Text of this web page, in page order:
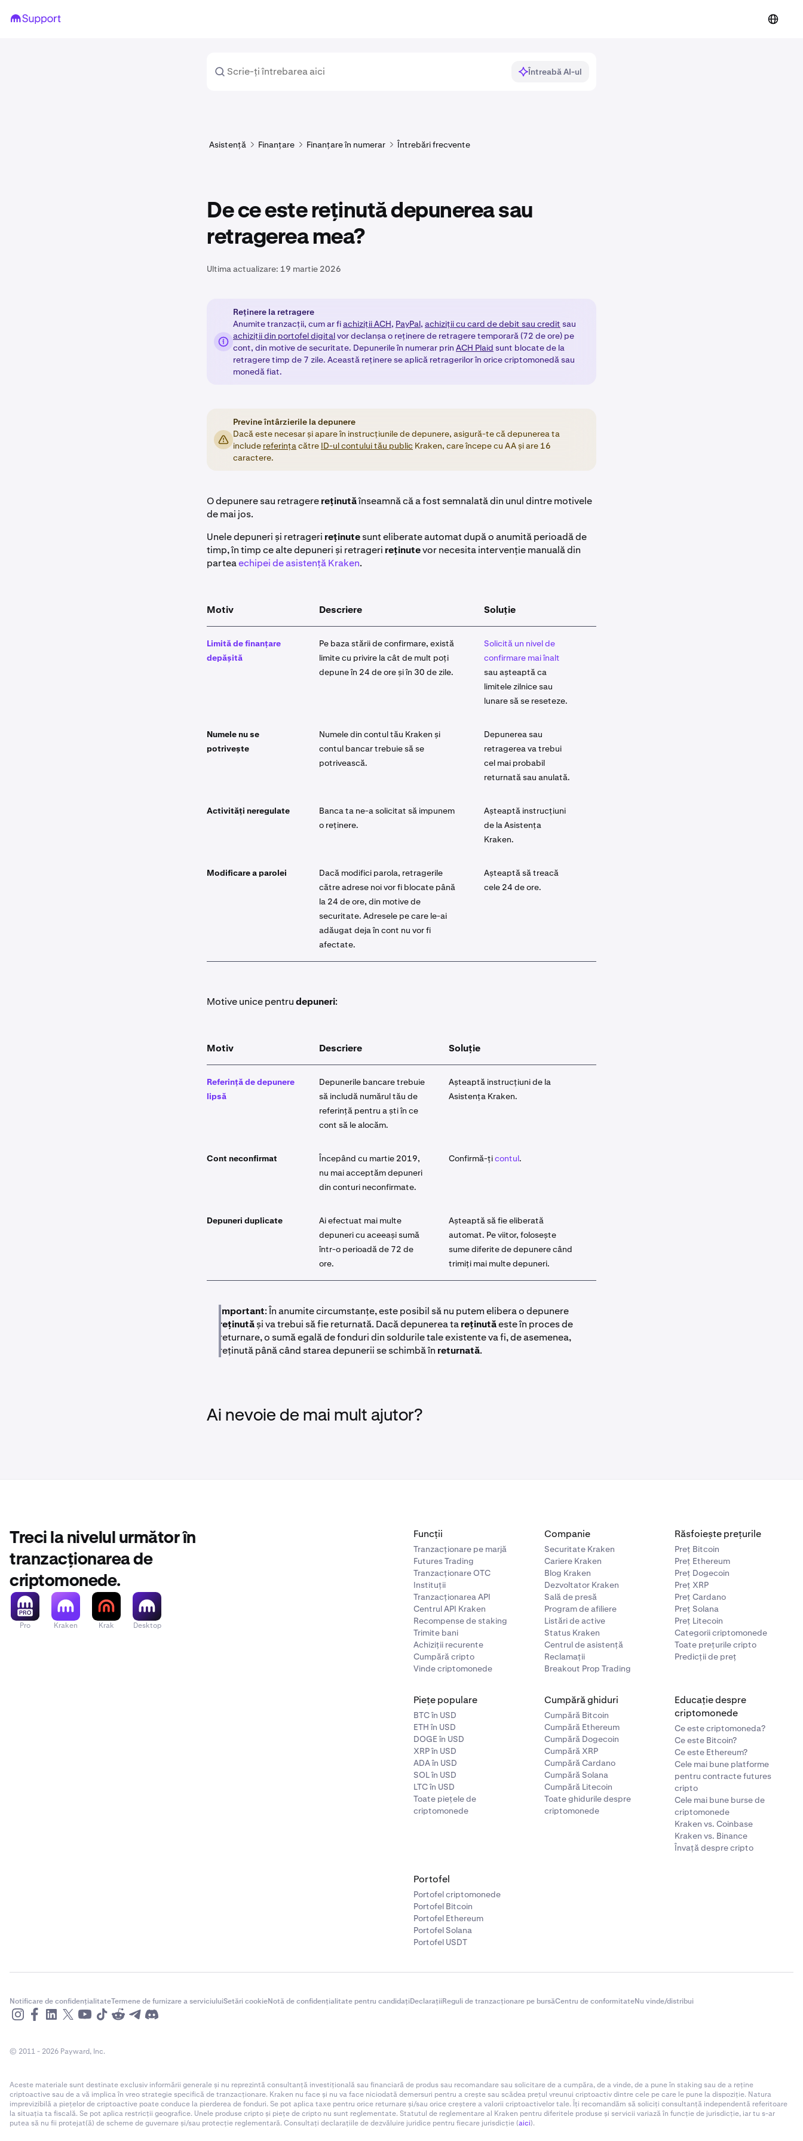
Întreabă AI-ul
Asistență Finanțare Finanțare în numerar Întrebări frecvente
De ce este reținută depunerea sau
retragerea mea?
Ultima actualizare: 19 martie 2026
Reținere la retragere
Anumite tranzacții, cum ar fiachiziții ACH, PayPal, achiziții cu card de debit sau credit sau
achiziții din portofel digitalvor declanșa o reținere de retragere temporară (72 de ore) pe
cont, din motive de securitate. Depunerile în numerar prin ACH Plaid sunt blocate de la
retragere timp de 7 zile. Această reținere se aplică retragerilor în orice criptomonedă sau
monedă fiat.
Previne întârzierile la depunere
Dacă este necesar și apare în instrucțiunile de depunere, asigură-te că depunerea ta
include referințacătre ID-ul contului tău public Kraken, care începe cu AA și are 16
caractere.
O depunere sau retragerereținutăînseamnă că a fost semnalată din unul dintre motivele
de mai jos.
Unele depuneri și retrageri reținutesunt eliberate automat după o anumită perioadă de
timp, în timp ce alte depuneri și retrageri reținutevor necesita intervenție manuală din
parteaechipei de asistență Kraken.
Motiv Descriere Soluție
Limită de finanțare
depășită
Pe baza stării de confirmare, există
limite cu privire la cât de mult poți
depune în 24 de ore și în 30 de zile.
Solicită un nivel de
confirmare mai înalt
sau așteaptă ca
limitele zilnice sau
lunare să se reseteze.
Numele nu se
potrivește
Numele din contul tău Kraken și
contul bancar trebuie să se
potrivească.
Depunerea sau
retragerea va trebui
cel mai probabil
returnată sau anulată.
Activități neregulate
Banca ta ne-a solicitat să impunem
o reținere.
Așteaptă instrucțiuni
de la Asistența
Kraken.
Modificare a parolei
Dacă modifici parola, retragerile
către adrese noi vor fi blocate până
la 24 de ore, din motive de
securitate. Adresele pe care le-ai
adăugat deja în cont nu vor fi
afectate.
Așteaptă să treacă
cele 24 de ore.
Motive unice pentrudepuneri:
Motiv Descriere Soluție
Referință de depunere
lipsă
Depunerile bancare trebuie
să includă numărul tău de
referință pentru a ști în ce
cont să le alocăm.
Așteaptă instrucțiuni de la
Asistența Kraken.
Cont neconfirmat
Începând cu martie 2019,
nu mai acceptăm depuneri
din conturi neconfirmate.
Confirmă-țicontul.
Depuneri duplicate
Ai efectuat mai multe
depuneri cu aceeași sumă
într-o perioadă de 72 de
ore.
Așteaptă să fie eliberată
automat. Pe viitor, folosește
sume diferite de depunere când
trimiți mai multe depuneri.
Important: În anumite circumstanțe, este posibil să nu putem elibera o depunere
reținutăși va trebui să fie returnată. Dacă depunerea tareținutăeste în proces de
returnare, o sumă egală de fonduri din soldurile tale existente va fi, de asemenea,
reținută până când starea depunerii se schimbă în returnată.
Ai nevoie de mai mult ajutor?
Treci la nivelul următor în
tranzacționarea de
criptomonede.
Pro Kraken Krak Desktop
Funcții
Tranzacționare pe marjă
Futures Trading
Tranzacționare OTC
Instituții
Tranzacționarea API
Centrul API Kraken
Recompense de staking
Trimite bani
Achiziții recurente
Cumpără cripto
Vinde criptomonede
Companie
Securitate Kraken
Cariere Kraken
Blog Kraken
Dezvoltator Kraken
Sală de presă
Program de afiliere
Listări de active
Status Kraken
Centrul de asistență
Reclamații
Breakout Prop Trading
Răsfoiește prețurile
Preț Bitcoin
Preț Ethereum
Preț Dogecoin
Preț XRP
Preț Cardano
Preț Solana
Preț Litecoin
Categorii criptomonede
Toate prețurile cripto
Predicții de preț
Piețe populare
BTC în USD
ETH în USD
DOGE în USD
XRP în USD
ADA în USD
SOL în USD
LTC în USD
Toate piețele de
criptomonede
Cumpără ghiduri
Cumpără Bitcoin
Cumpără Ethereum
Cumpără Dogecoin
Cumpără XRP
Cumpără Cardano
Cumpără Solana
Cumpără Litecoin
Toate ghidurile despre
criptomonede
Educație despre
criptomonede
Ce este criptomoneda?
Ce este Bitcoin?
Ce este Ethereum?
Cele mai bune platforme
pentru contracte futures
cripto
Cele mai bune burse de
criptomonede
Kraken vs. Coinbase
Kraken vs. Binance
Învață despre cripto
Portofel
Portofel criptomonede
Portofel Bitcoin
Portofel Ethereum
Portofel Solana
Portofel USDT
Notificare de confidențialitateTermene de furnizare a serviciuluiSetări cookieNotă de confidențialitate pentru candidațiDeclarațiiReguli de tranzacționare pe bursăCentru de conformitateNu vinde/distribui
© 2011 - 2026 Payward, Inc.
Aceste materiale sunt destinate exclusiv informării generale și nu reprezintă consultanță investițională sau financiară de produs sau recomandare sau solicitare de a cumpăra, de a vinde, de a pune în staking sau de a reține
criptoactive sau de a vă implica în vreo strategie specifică de tranzacționare. Kraken nu face și nu va face niciodată demersuri pentru a crește sau scădea prețul vreunui criptoactiv dintre cele pe care le pune la dispoziție. Natura
imprevizibilă a piețelor de criptoactive poate conduce la pierderea de fonduri. Se pot aplica taxe pentru orice returnare și/sau orice creștere a valorii criptoactivelor tale. Îți recomandăm să soliciți consultanță independentă referitoare
la situația ta fiscală. Se pot aplica restricții geografice. Unele produse cripto și piețe de cripto nu sunt reglementate. Statutul de reglementare al Kraken pentru diferitele produse și servicii variază în funcție de jurisdicție, iar tu s-ar
putea să nu fii protejat(ă) de scheme de guvernare și/sau protecție reglementară. Consultați declarațiile de dezvăluire juridice pentru fiecare jurisdicție (aici).